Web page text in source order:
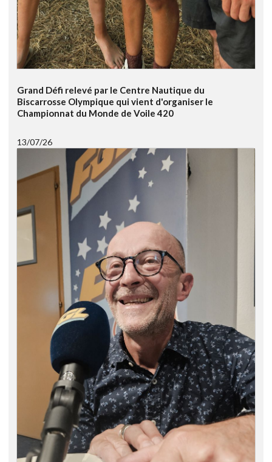
Grand Défi relevé par le Centre Nautique du
Biscarrosse Olympique qui vient d'organiser le
Championnat du Monde de Voile 420
13/07/26